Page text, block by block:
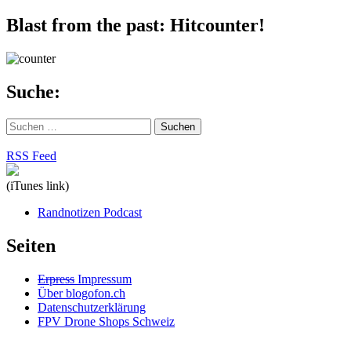
Blast from the past: Hitcounter!
Suche:
Suchen
nach:
RSS Feed
(iTunes link)
Randnotizen Podcast
Seiten
Erpress Impressum
Über blogofon.ch
Datenschutzerklärung
FPV Drone Shops Schweiz